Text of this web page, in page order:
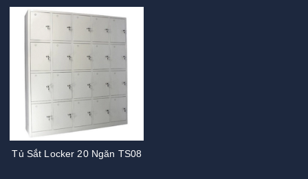
Tủ Sắt Locker 20 Ngăn TS08